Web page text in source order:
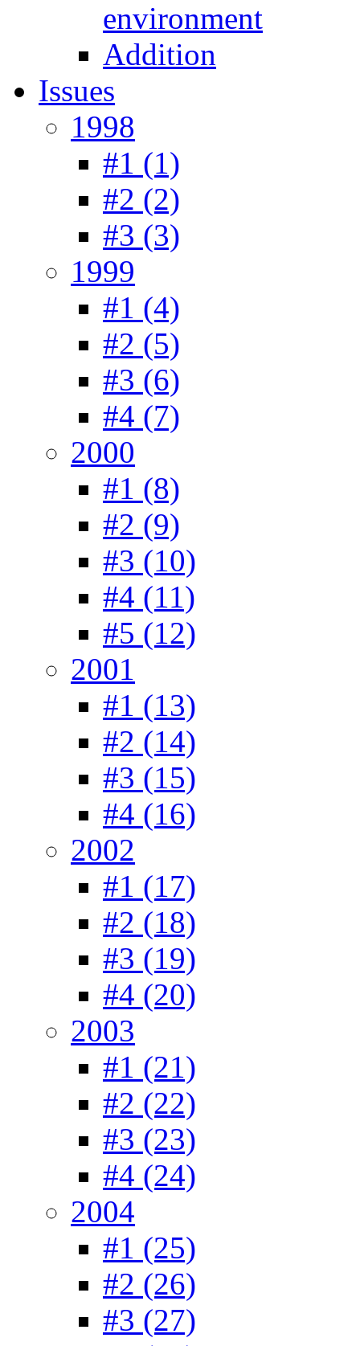
environment
Addition
Issues
1998
#1 (1)
#2 (2)
#3 (3)
1999
#1 (4)
#2 (5)
#3 (6)
#4 (7)
2000
#1 (8)
#2 (9)
#3 (10)
#4 (11)
#5 (12)
2001
#1 (13)
#2 (14)
#3 (15)
#4 (16)
2002
#1 (17)
#2 (18)
#3 (19)
#4 (20)
2003
#1 (21)
#2 (22)
#3 (23)
#4 (24)
2004
#1 (25)
#2 (26)
#3 (27)